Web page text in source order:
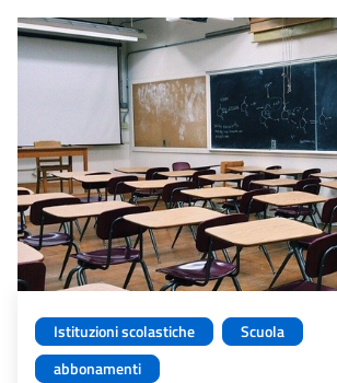
Istituzioni scolastiche
Scuola
abbonamenti